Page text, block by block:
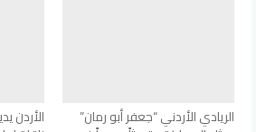
الريادي الأردني “جعفر أبو رمان” الأردن